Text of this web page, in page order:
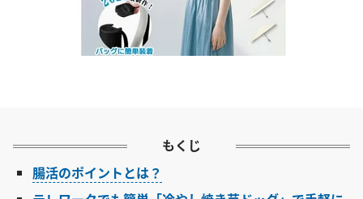
もくじ
腸活のポイントとは？